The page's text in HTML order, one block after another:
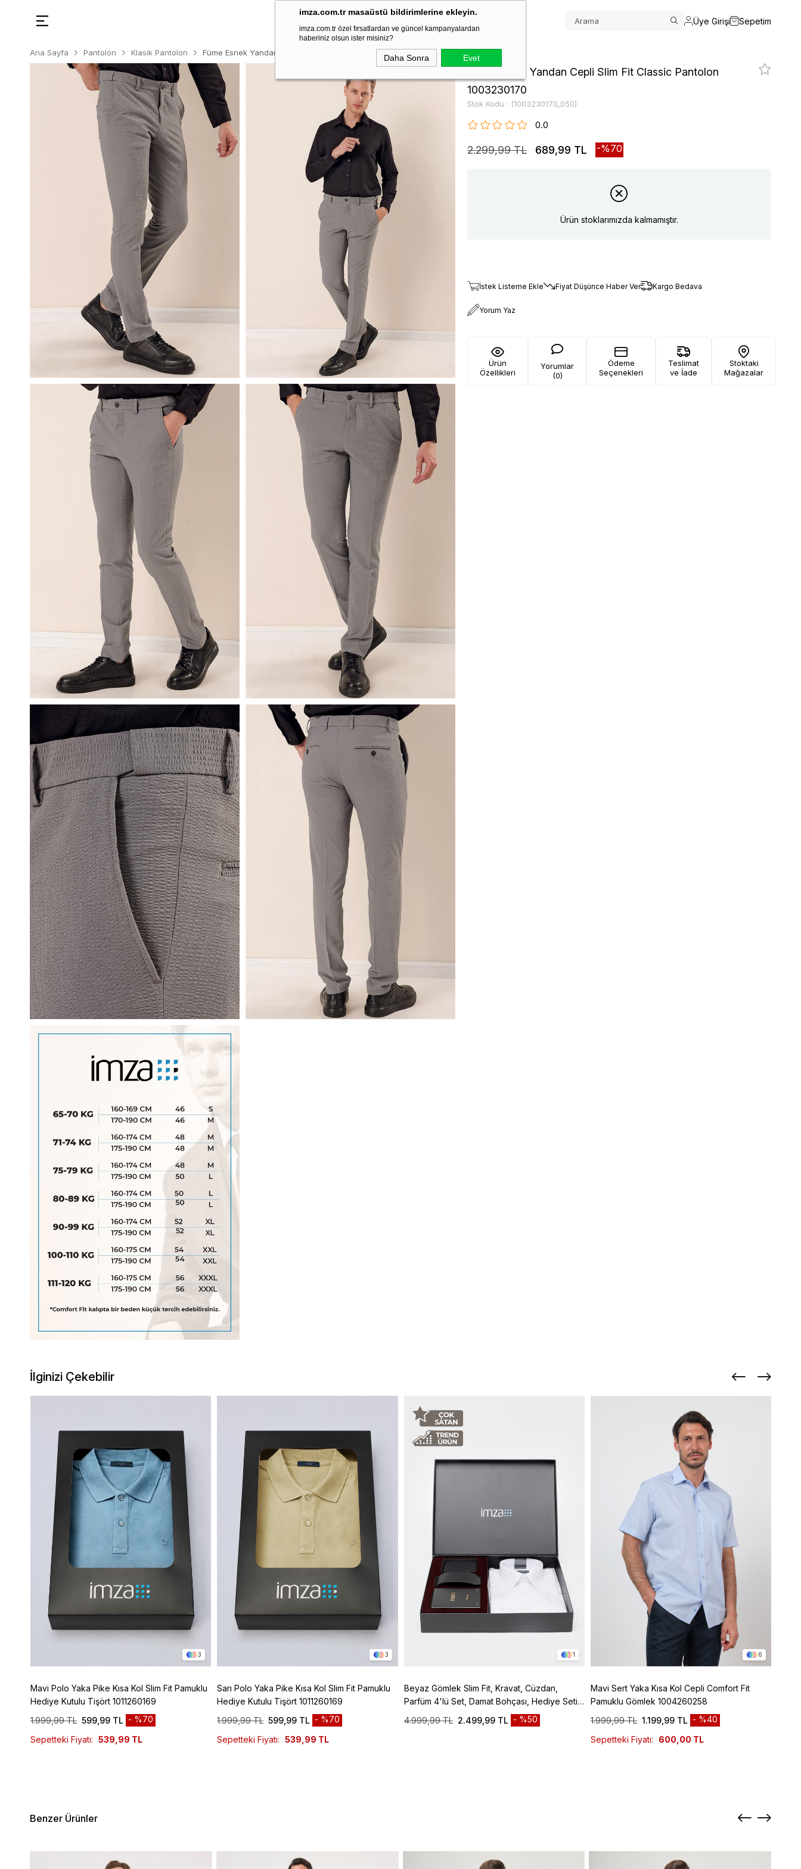
imza.com.tr masaüstü bildirimlerine ekleyin.
imza.com.tr özel fırsatlardan ve güncel kampanyalardan
haberiniz olsun ister misiniz?
Daha Sonra Evet
Üye Girişi Sepetim
Ana Sayfa Pantolon Klasik Pantolon Füme Esnek Yandan Cepli Slim Fit Classic Pantolon 1003230170
Füme Esnek Yandan Cepli Slim Fit Classic Pantolon
1003230170
Stok Kodu (1003230170_050)
0.0
2.299,99 TL 689,99 TL 70
Ürün stoklarımızda kalmamıştır.
İstek Listeme Ekle Fiyat Düşünce Haber Ver Kargo Bedava
Yorum Yaz
Ürün
Özellikleri
Yorumlar
(0)
Ödeme
Seçenekleri
Teslimat
ve İade
Stoktaki
Mağazalar
İlginizi Çekebilir
3
Mavi Polo Yaka Pike Kısa Kol Slim Fit Pamuklu
Hediye Kutulu Tişört 1011260169
1.999,99 TL 599,99 TL
%70
Sepetteki Fiyatı: 539,99 TL
3
Sarı Polo Yaka Pike Kısa Kol Slim Fit Pamuklu
Hediye Kutulu Tişört 1011260169
1.999,99 TL 599,99 TL
%70
Sepetteki Fiyatı: 539,99 TL
1
Beyaz Gömlek Slim Fit, Kravat, Cüzdan,
Parfüm 4'lü Set, Damat Bohçası, Hediye Seti,
4.999,99 TL 2.499,99 TL %50
6
Mavi Sert Yaka Kısa Kol Cepli Comfort Fit
Pamuklu Gömlek 1004260258
1.999,99 TL 1.199,99 TL
%40
Sepetteki Fiyatı:
600,00 TL
Benzer Ürünler